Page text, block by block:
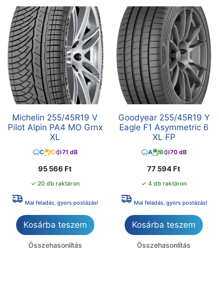
Michelin 255/45R19 V
Pilot Alpin PA4 MO Grnx
XL
C C 71 dB
95 566 Ft
✓ 20 db raktáron
Mai feladás, gyors postázás!
Kosárba teszem
Összehasonlítás
Goodyear 255/45R19 Y
Eagle F1 Asymmetric 6
XL FP
A B 70 dB
77 594 Ft
✓ 4 db raktáron
Mai feladás, gyors postázás!
Kosárba teszem
Összehasonlítás